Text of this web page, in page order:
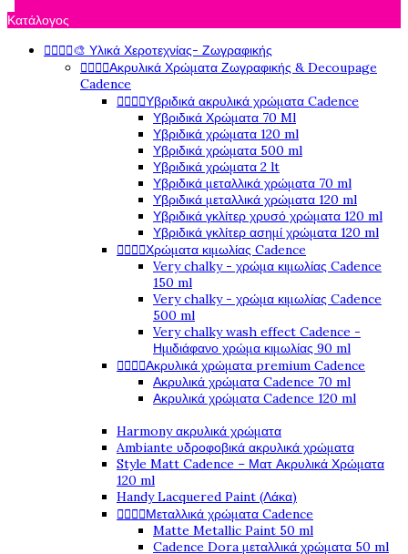
Κατάλογος
🎨 Υλικά Χεροτεχνίας- Ζωγραφικής
Ακρυλικά Χρώματα Ζωγραφικής & Decoupage
Cadence
Υβριδικά ακρυλικά χρώματα Cadence
Υβριδικά Χρώματα 70 Ml
Υβριδικά χρώματα 120 ml
Υβριδικά χρώματα 500 ml
Υβριδικά χρώματα 2 lt
Υβριδικά μεταλλικά χρώματα 70 ml
Υβριδικά μεταλλικά χρώματα 120 ml
Υβριδικά γκλίτερ χρυσό χρώματα 120 ml
Υβριδικά γκλίτερ ασημί χρώματα 120 ml
Χρώματα κιμωλίας Cadence
Very chalky - χρώμα κιμωλίας Cadence
150 ml
Very chalky - χρώμα κιμωλίας Cadence
500 ml
Very chalky wash effect Cadence -
Ημιδιάφανο χρώμα κιμωλίας 90 ml
Ακρυλικά χρώματα premium Cadence
Ακρυλικά χρώματα Cadence 70 ml
Ακρυλικά χρώματα Cadence 120 ml
Harmony ακρυλικά χρώματα
Ambiante υδροφοβικά ακρυλικά χρώματα
Style Matt Cadence – Ματ Ακρυλικά Χρώματα
120 ml
Handy Lacquered Paint (Λάκα)
Μεταλλικά χρώματα Cadence
Matte Metallic Paint 50 ml
Cadence Dora μεταλλικά χρώματα 50 ml